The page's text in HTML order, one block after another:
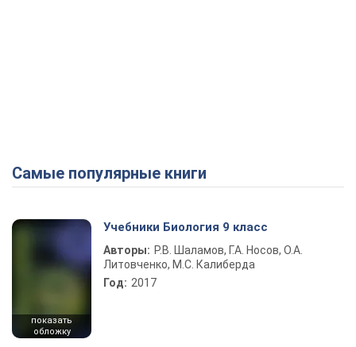
Самые популярные книги
показать
обложку
Учебники Биология 9 класс
Авторы: Р.В. Шаламов, Г.А. Носов, О.А.
Литовченко, М.С. Калиберда
Год: 2017